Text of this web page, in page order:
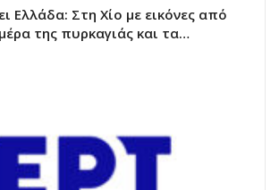
Ελλάδα: Στη Χίο με εικόνες από
της πυρκαγιάς και τα…